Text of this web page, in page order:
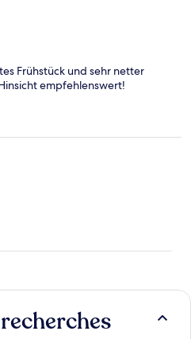
Frühstück und sehr netter
empfehlenswert!